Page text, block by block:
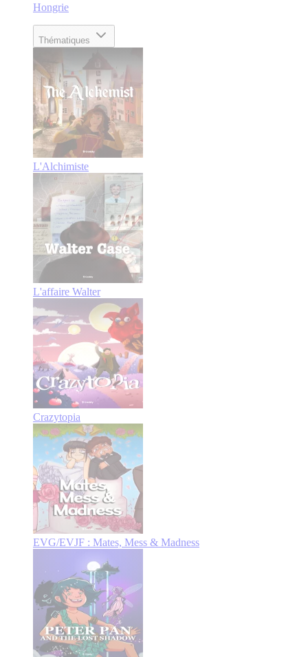
Hongrie
Thématiques
L'Alchimiste
L'affaire Walter
Crazytopia
EVG/EVJF : Mates, Mess & Madness